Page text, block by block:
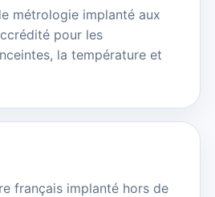
métrologie implanté aux
pour les
la température et
français implanté hors de